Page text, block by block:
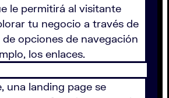
le permitirá al visitante
tu negocio a través de
opciones de navegación
los enlaces.
una landing page se